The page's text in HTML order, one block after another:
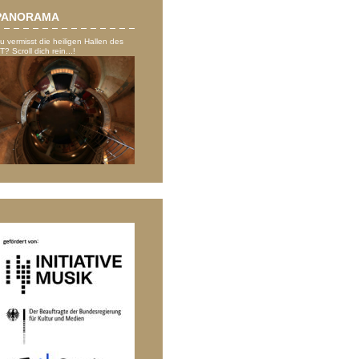
vermisst die heiligen Hallen des
Scroll dich rein...!